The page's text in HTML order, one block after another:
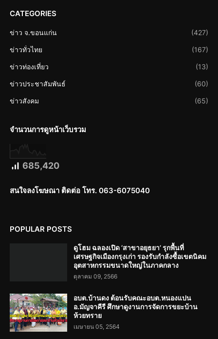
CATEGORIES
ข่าว จ.ขอนแก่น (427)
ข่าวทั่วไทย (167)
ข่าวท่องเที่ยว (13)
ข่าวประชาสัมพันธ์ (60)
ข่าวสังคม (65)
จำนวนการดูหน้าเว็บรวม
685,420
สนใจลงโฆษณา ติดต่อ โทร. 063-6075040
POPULAR POSTS
ดูโฮม ฉลองเปิด ‘สาขาอยุธยา’ รุกพื้นที่
เศรษฐกิจเมืองกรุงเก่า รองรับกำลังซื้อเขตนิคม
อุตสาหกรรมขนาดใหญ่ในภาคกลาง
ตุลาคม 09, 2566
อบต.บ้านดง ต้อนรับคณะอบต.หนองแปน
อ.มัญจาคีรี ศึกษาดูงานการจัดการขยะบ้าน
ห้วยทราย
เมษายน 05, 2564